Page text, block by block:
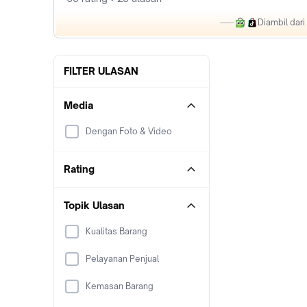
Diambil
FILTER ULASAN
Media
Dengan Foto & Video
Rating
Topik Ulasan
Kualitas Barang
Pelayanan Penjual
Kemasan Barang